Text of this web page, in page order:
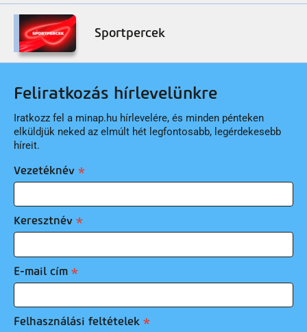
Sportpercek
Feliratkozás hírlevelünkre
Iratkozz fel a minap.hu hírlevelére, és minden pénteken
elküldjük neked az elmúlt hét legfontosabb, legérdekesebb
híreit.
Vezetéknév
Keresztnév
E-mail cím
Felhasználási feltételek